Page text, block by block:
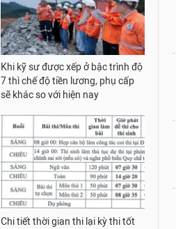
Khi kỹ sư được xếp ở bậc trình độ
7 thì chế độ tiền lương, phụ cấp
sẽ khác so với hiện nay
Chi tiết thời gian thi lại kỳ thi tốt